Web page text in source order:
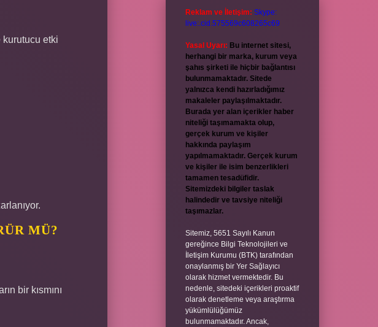
kurutucu etki
MÜ?
bir kısmını
Reklam ve İletişim: Skype:
live:.cid.575569c608265c69
Yasal Uyarı: Bu internet sitesi,
herhangi bir marka, kurum veya
şahıs şirketi ile hiçbir bağlantısı
bulunmamaktadır. Sitede
yalnızca kendi hazırladığımız
makaleler paylaşılmaktadır.
Burada yer alan içerikler haber
niteliği taşımamakta olup,
gerçek kurum ve kişiler
hakkında paylaşım
yapılmamaktadır. Gerçek kurum
ve kişiler ile isim benzerlikleri
tamamen tesadüfidir.
Sitemizdeki bilgiler taslak
halindedir ve tavsiye niteliği
taşımazlar.
Sitemiz, 5651 Sayılı Kanun
gereğince Bilgi Teknolojileri ve
İletişim Kurumu (BTK) tarafından
onaylanmış bir Yer Sağlayıcı
olarak hizmet vermektedir. Bu
nedenle, sitedeki içerikleri proaktif
olarak denetleme veya araştırma
yükümlülüğümüz
bulunmamaktadır. Ancak,